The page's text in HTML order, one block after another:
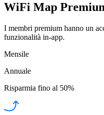
WiFi Map
I membri premium hanno un
funzionalità in-app.
Mensile
Annuale
Risparmia fino al 50%